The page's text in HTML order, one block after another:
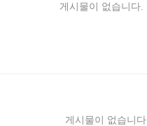
게시물이 없습니다.
게시물이 없습니다.